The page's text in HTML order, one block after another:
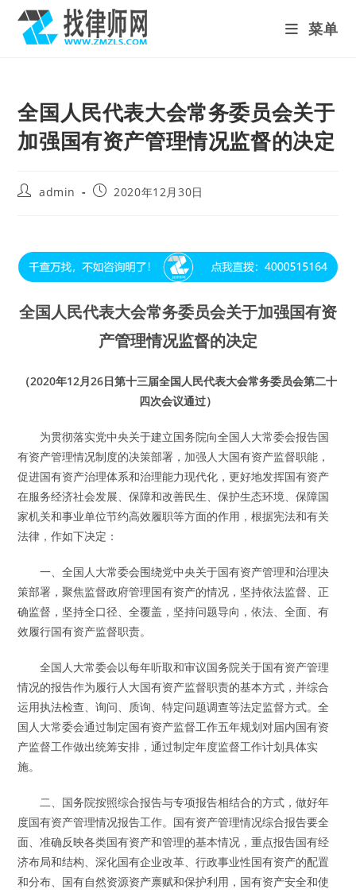
content
菜单
全国人民代表大会常务委员会关于
加强国有资产管理情况监督的决定
Postadmin
Post2020年12月30日
全国人民代表大会常务委员会关于加强国有资
产管理情况监督的决定
（2020年12月26日第十三届全国人民代表大会常务委员会第二十
四次会议通过）
为贯彻落实党中央关于建立国务院向全国人大常委会报告国
有资产管理情况制度的决策部署，加强人大国有资产监督职能，
促进国有资产治理体系和治理能力现代化，更好地发挥国有资产
在服务经济社会发展、保障和改善民生、保护生态环境、保障国
家机关和事业单位节约高效履职等方面的作用，根据宪法和有关
法律，作如下决定：
一、全国人大常委会围绕党中央关于国有资产管理和治理决
策部署，聚焦监督政府管理国有资产的情况，坚持依法监督、正
确监督，坚持全口径、全覆盖，坚持问题导向，依法、全面、有
效履行国有资产监督职责。
全国人大常委会以每年听取和审议国务院关于国有资产管理
情况的报告作为履行人大国有资产监督职责的基本方式，并综合
运用执法检查、询问、质询、特定问题调查等法定监督方式。全
国人大常委会通过制定国有资产监督工作五年规划对届内国有资
产监督工作做出统筹安排，通过制定年度监督工作计划具体实
施。
二、国务院按照综合报告与专项报告相结合的方式，做好年
度国有资产管理情况报告工作。国有资产管理情况综合报告要全
面、准确反映各类国有资产和管理的基本情况，重点报告国有经
济布局和结构、深化国有企业改革、行政事业性国有资产的配置
和分布、国有自然资源资产禀赋和保护利用，国有资产安全和使